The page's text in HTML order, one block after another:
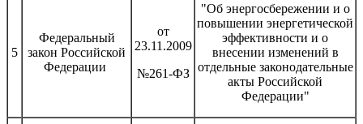
5
Федеральный
закон Российской
Федерации
от
23.11.2009
№261-ФЗ
"Об энергосбережении и о
повышении энергетической
эффективности и о
внесении изменений в
отдельные законодательные
акты Российской
Федерации"